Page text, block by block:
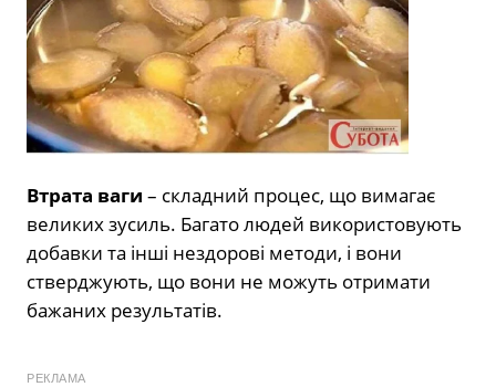
Втрата ваги – складний процес, що вимагає
великих зусиль. Багато людей використовують
добавки та інші нездорові методи, і вони
стверджують, що вони не можуть отримати
бажаних результатів.
РЕКЛАМА